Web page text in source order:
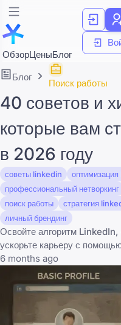
ОбзорЦеныБлог
Блог
Поиск работы
40 советов и
которые вам
в 2026 году
советы linkedin
профессиональный нетворкинг
поиск работы
стратегия
личный брендинг
Освойте алгоритм
ускорьте карьеру с
6 months ago